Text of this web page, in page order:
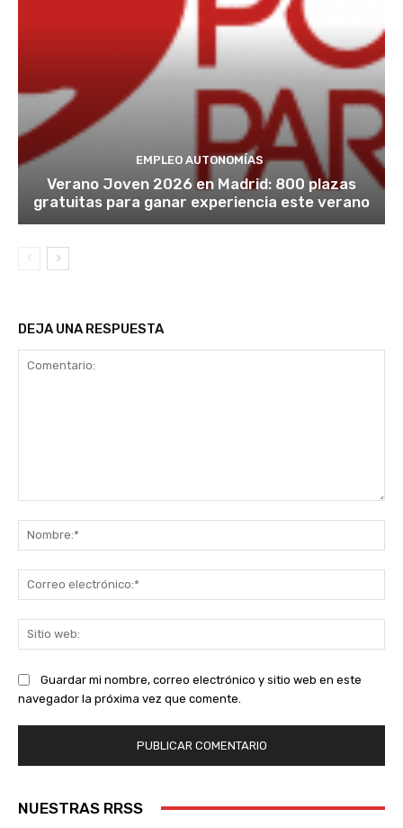
EMPLEO AUTONOMÍAS
Verano Joven 2026 en Madrid: 800 plazas
gratuitas para ganar experiencia este verano
DEJA UNA RESPUESTA
Guardar mi nombre, correo electrónico y sitio web en este
navegador la próxima vez que comente.
NUESTRAS RRSS